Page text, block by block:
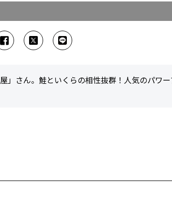
」さん。鮭といくらの相性抜群！人気のパワー